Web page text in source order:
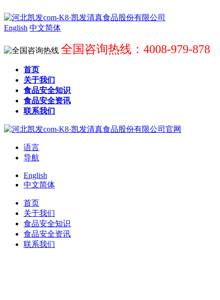
English 中文简体
全国咨询热线：4008-979-878
首页
关于我们
食品安全知识
食品安全资讯
联系我们
语言
导航
English
中文简体
首页
关于我们
食品安全知识
食品安全资讯
联系我们